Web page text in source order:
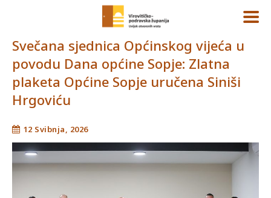
Svečana sjednica Općinskog vijeća u
povodu Dana općine Sopje: Zlatna
plaketa Općine Sopje uručena Siniši
Hrgoviću
12 Svibnja, 2026